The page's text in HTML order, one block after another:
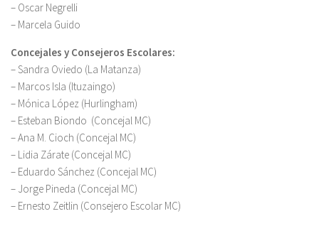
– Oscar Negrelli
– Marcela Guido
Concejales y Consejeros Escolares:
– Sandra Oviedo (La Matanza)
– Marcos Isla (Ituzaingo)
– Mónica López (Hurlingham)
– Esteban Biondo (Concejal MC)
– Ana M. Cioch (Concejal MC)
– Lidia Zárate (Concejal MC)
– Eduardo Sánchez (Concejal MC)
– Jorge Pineda (Concejal MC)
– Ernesto Zeitlin (Consejero Escolar MC)